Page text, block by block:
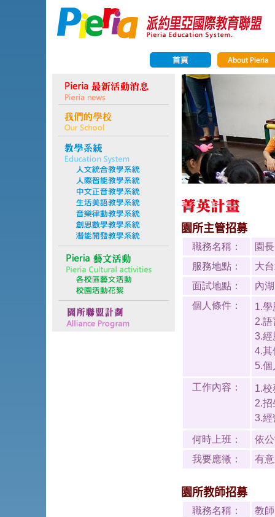
園所主管招募
職務名稱：
園長
服務地點：
大
面試地點：
內
個人條件：
1.
2.
3.經
4.其
5.
工作內容：
1.
2.
3.經
何時上班：
依
我要應徵：
有
園所教師招募
職務名稱：
教師